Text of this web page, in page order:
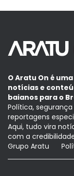
O Aratu On é
notícias e
baianos para o
Política,
reportagens
Aqui, tudo vira
com a
Grupo Aratu